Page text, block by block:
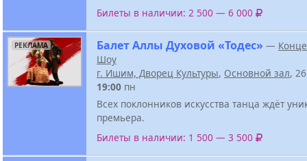
Билеты в наличии: 2 500 — 6 000
РЕКЛАМА Балет Аллы Духовой «Тодес» —
Шоу
г. Ишим, Дворец Культуры, Основной зал,
19:00 пн
Всех поклонников искусства танца ждёт
премьера.
Билеты в наличии: 1 500 — 3 500